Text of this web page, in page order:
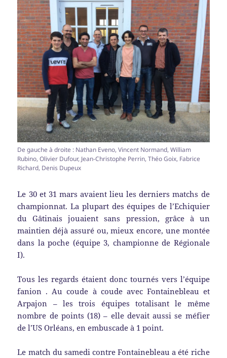
De gauche à droite : Nathan Eveno, Vincent Normand, William
Rubino, Olivier Dufour, Jean-Christophe Perrin, Théo Goix, Fabrice
Richard, Denis Dupeux
Le 30 et 31 mars avaient lieu les derniers matchs de
championnat. La plupart des équipes de l’Echiquier
du Gâtinais jouaient sans pression, grâce à un
maintien déjà assuré ou, mieux encore, une montée
dans la poche (équipe 3, championne de Régionale
I).
Tous les regards étaient donc tournés vers l’équipe
fanion . Au coude à coude avec Fontainebleau et
Arpajon – les trois équipes totalisant le même
nombre de points (18) – elle devait aussi se méfier
de l’US Orléans, en embuscade à 1 point.
Le match du samedi contre Fontainebleau a été riche